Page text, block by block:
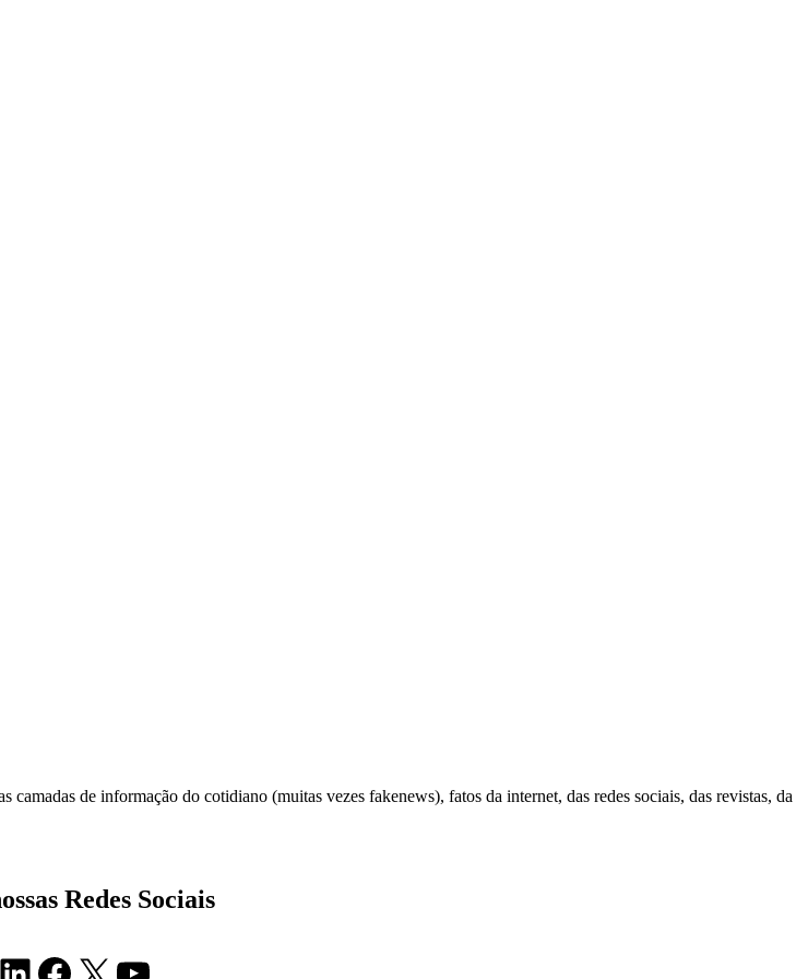
de informação do cotidiano (muitas vezes fakenews), fatos da internet, das redes sociais, das revistas, da
Redes Sociais